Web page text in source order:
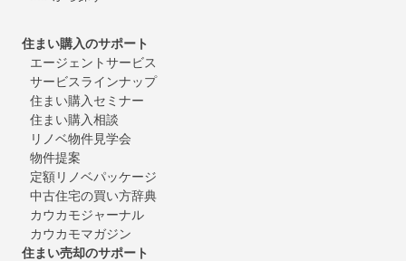
住まい購入のサポート
エージェントサービス
サービスラインナップ
住まい購入セミナー
住まい購入相談
リノベ物件見学会
物件提案
定額リノベパッケージ
中古住宅の買い方辞典
カウカモジャーナル
カウカモマガジン
住まい売却のサポート